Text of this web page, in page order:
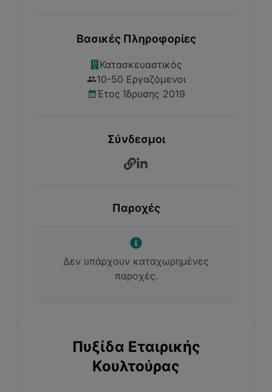
Βασικές Πληροφορίες
Κατασκευαστικός
10-50 Εργαζόμενοι
Έτος Ίδρυσης 2019
Σύνδεσμοι
Παροχές
Δεν υπάρχουν καταχωρημένες
παροχές.
Πυξίδα Εταιρικής
Κουλτούρας